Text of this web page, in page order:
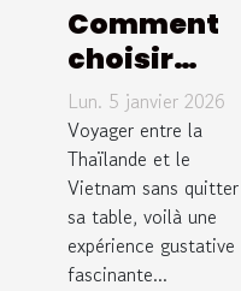
Comment
choisir
entre plats
thaïlandais
et
vietnamiens
?
Lun. 5 janvier 2026
Voyager entre la
Thaïlande et le
Vietnam sans quitter
sa table, voilà une
expérience gustative
fascinante...